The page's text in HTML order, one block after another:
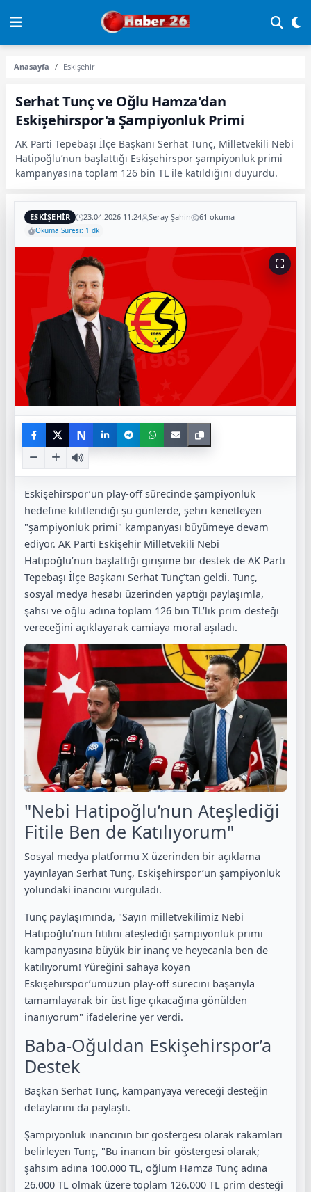
Anasayfa Eskişehir
Serhat Tunç ve Oğlu Hamza'dan
Eskişehirspor'a Şampiyonluk Primi
AK Parti Tepebaşı İlçe Başkanı Serhat Tunç, Milletvekili Nebi
Hatipoğlu’nun başlattığı Eskişehirspor şampiyonluk primi
kampanyasına toplam 126 bin TL ile katıldığını duyurdu.
ESKIŞEHIR 23.04.2026 11:24 Seray Şahin 61 okuma
Okuma Süresi: 1 dk
N
Eskişehirspor’un play-off sürecinde şampiyonluk
hedefine kilitlendiği şu günlerde, şehri kenetleyen
"şampiyonluk primi" kampanyası büyümeye devam
ediyor. AK Parti Eskişehir Milletvekili Nebi
Hatipoğlu’nun başlattığı girişime bir destek de AK Parti
Tepebaşı İlçe Başkanı Serhat Tunç’tan geldi. Tunç,
sosyal medya hesabı üzerinden yaptığı paylaşımla,
şahsı ve oğlu adına toplam 126 bin TL’lik prim desteği
vereceğini açıklayarak camiaya moral aşıladı.
"Nebi Hatipoğlu’nun Ateşlediği
Fitile Ben de Katılıyorum"
Sosyal medya platformu X üzerinden bir açıklama
yayınlayan Serhat Tunç, Eskişehirspor’un şampiyonluk
yolundaki inancını vurguladı.
Tunç paylaşımında, "Sayın milletvekilimiz Nebi
Hatipoğlu’nun fitilini ateşlediği şampiyonluk primi
kampanyasına büyük bir inanç ve heyecanla ben de
katılıyorum! Yüreğini sahaya koyan
Eskişehirspor’umuzun play-off sürecini başarıyla
tamamlayarak bir üst lige çıkacağına gönülden
inanıyorum" ifadelerine yer verdi.
Baba-Oğuldan Eskişehirspor’a
Destek
Başkan Serhat Tunç, kampanyaya vereceği desteğin
detaylarını da paylaştı.
Şampiyonluk inancının bir göstergesi olarak rakamları
belirleyen Tunç, "Bu inancın bir göstergesi olarak;
şahsım adına 100.000 TL, oğlum Hamza Tunç adına
26.000 TL olmak üzere toplam 126.000 TL prim desteği